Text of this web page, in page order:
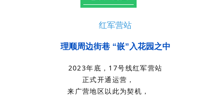
红军营站
理顺周边街巷 “嵌”入花园之中
2023年底，17号线红军营站
正式开通运营，
来广营地区以此为契机，